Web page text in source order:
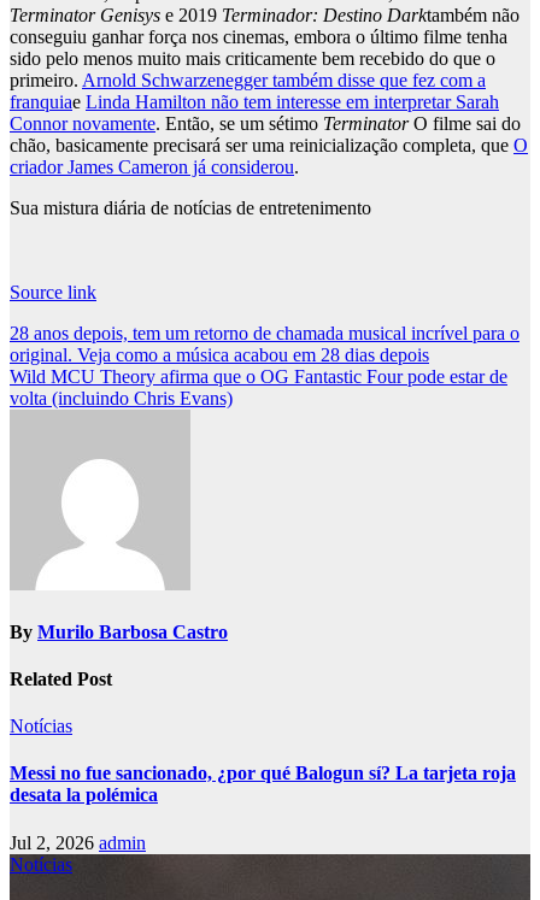
Terminator Genisys e 2019 Terminador: Destino Darktambém não
conseguiu ganhar força nos cinemas, embora o último filme tenha
sido pelo menos muito mais criticamente bem recebido do que o
primeiro. Arnold Schwarzenegger também disse que fez com a
franquiae Linda Hamilton não tem interesse em interpretar Sarah
Connor novamente. Então, se um sétimo TerminatorO filme sai do
chão, basicamente precisará ser uma reinicialização completa, que O
criador James Cameron já considerou.
Sua mistura diária de notícias de entretenimento
Source link
Post
navigation
28 anos depois, tem um retorno de chamada musical incrível para o
original. Veja como a música acabou em 28 dias depois
Wild MCU Theory afirma que o OG Fantastic Four pode estar de
volta (incluindo Chris Evans)
By Murilo Barbosa Castro
Related Post
Notícias
Messi no fue sancionado, ¿por qué Balogun sí? La tarjeta roja
desata la polémica
Jul 2, 2026 admin
Notícias